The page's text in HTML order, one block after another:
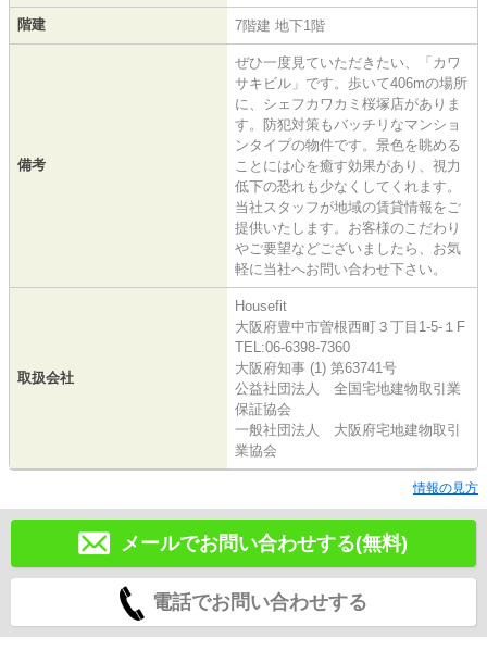
階建 7階建 地下1階
備考
ぜひ一度見ていただきたい、「カワ
サキビル」です。歩いて406mの場所
に、シェフカワカミ桜塚店がありま
す。防犯対策もバッチリなマンショ
ンタイプの物件です。景色を眺める
ことには心を癒す効果があり、視力
低下の恐れも少なくしてくれます。
当社スタッフが地域の賃貸情報をご
提供いたします。お客様のこだわり
やご要望などございましたら、お気
軽に当社へお問い合わせ下さい。
取扱会社
Housefit
大阪府豊中市曽根西町３丁目1-5-１F
TEL:06-6398-7360
大阪府知事 (1) 第63741号
公益社団法人 全国宅地建物取引業
保証協会
一般社団法人 大阪府宅地建物取引
業協会
情報の見方
メールでお問い合わせする(無料)
電話でお問い合わせする